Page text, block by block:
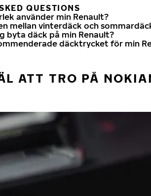
QUESTIONS
använder min Renault?
mellan vinterdäck och
byta däck på min Renault?
däcktrycket för min
ATT TRO PÅ